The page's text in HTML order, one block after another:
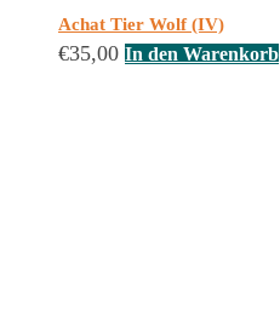
Achat Tier Wolf (IV)
€35,00 In den Warenkorb